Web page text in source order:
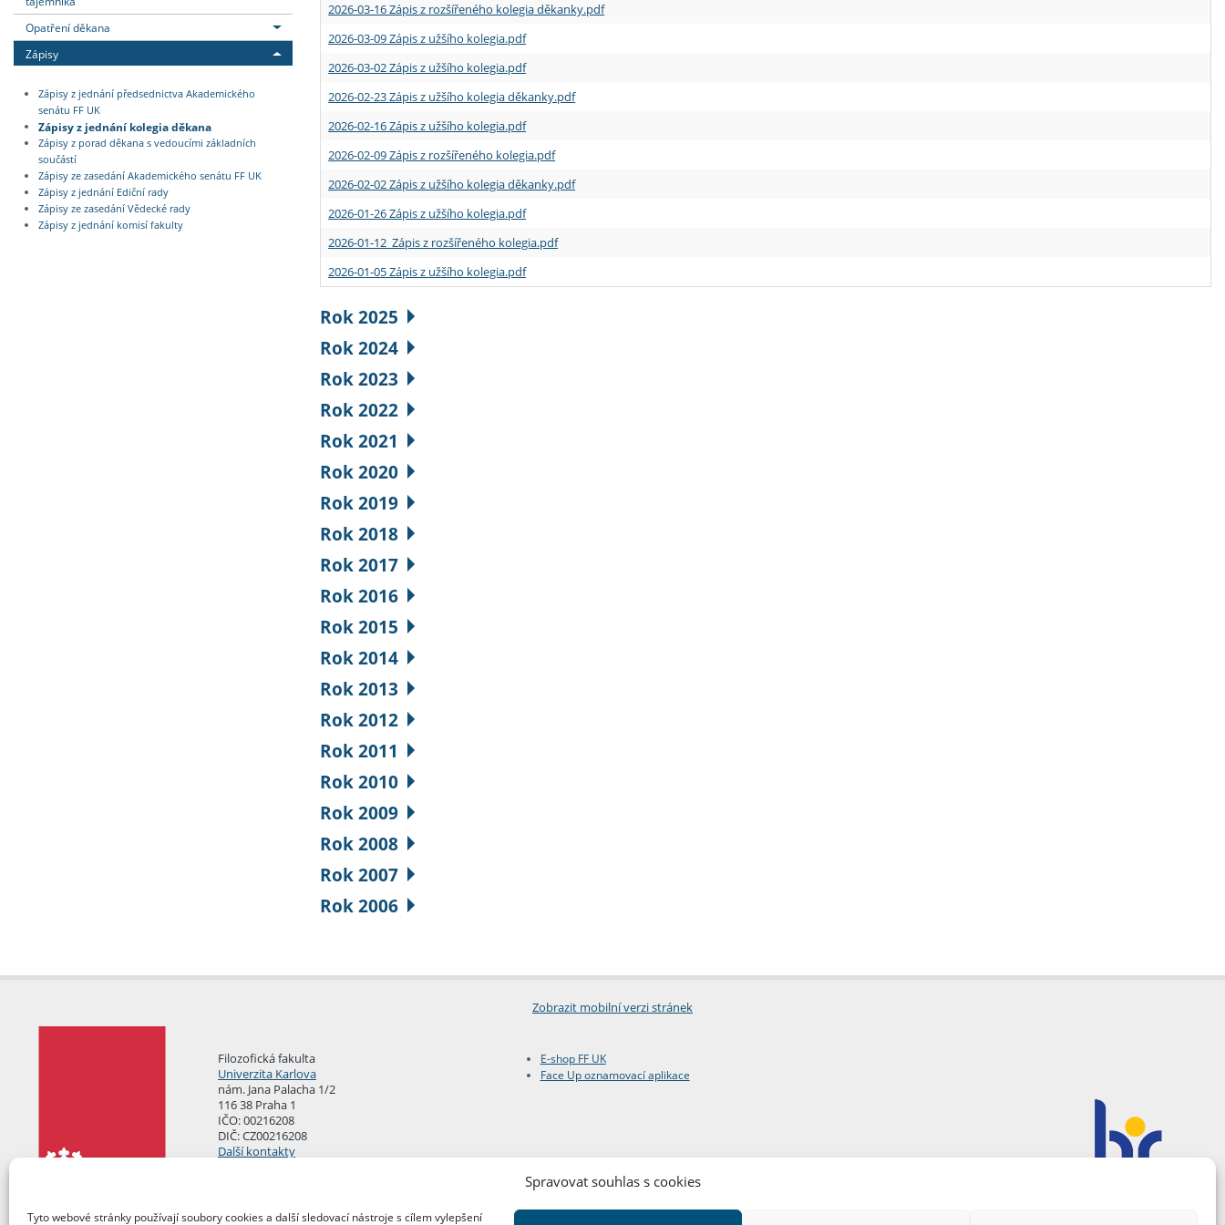
Spravovat souhlas s cookies
Tyto webové stránky používají soubory cookies a další sledovací nástroje s cílem vylepšení
Opatření děkana
Zápisy
Zápisy z jednání předsednictva Akademického
senátu FF UK
Zápisy z jednání kolegia děkana
Zápisy z porad děkana s vedoucími základních
součástí
Zápisy ze zasedání Akademického senátu FF UK
Zápisy z jednání Ediční rady
Zápisy ze zasedání Vědecké rady
Zápisy z jednání komisí fakulty
2026-03-16 Zápis z rozšířeného kolegia děkanky.pdf
2026-03-09 Zápis z užšího kolegia.pdf
2026-03-02 Zápis z užšího kolegia.pdf
2026-02-23 Zápis z užšího kolegia děkanky.pdf
2026-02-16 Zápis z užšího kolegia.pdf
2026-02-09 Zápis z rozšířeného kolegia.pdf
2026-02-02 Zápis z užšího kolegia děkanky.pdf
2026-01-26 Zápis z užšího kolegia.pdf
2026-01-12 Zápis z rozšířeného kolegia.pdf
2026-01-05 Zápis z užšího kolegia.pdf
Rok 2025
Rok 2024
Rok 2023
Rok 2022
Rok 2021
Rok 2020
Rok 2019
Rok 2018
Rok 2017
Rok 2016
Rok 2015
Rok 2014
Rok 2013
Rok 2012
Rok 2011
Rok 2010
Rok 2009
Rok 2008
Rok 2007
Rok 2006
Zobrazit mobilní verzi stránek
Filozofická fakulta
Univerzita Karlova
nám. Jana Palacha 1/2
116 38 Praha 1
IČO: 00216208
DIČ: CZ00216208
Další kontakty
E-shop FF UK
Face Up oznamovací aplikace